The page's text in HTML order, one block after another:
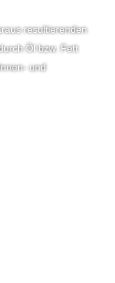
resultierenden
Öl bzw. Fett
und